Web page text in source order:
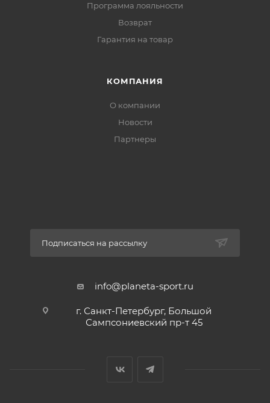
Программа лояльности
Возврат
Гарантия на товар
КОМПАНИЯ
О компании
Новости
Партнеры
Подписаться на рассылку
info@planeta-sport.ru
г. Санкт-Петербург, Большой
Сампсониевский пр-т 45